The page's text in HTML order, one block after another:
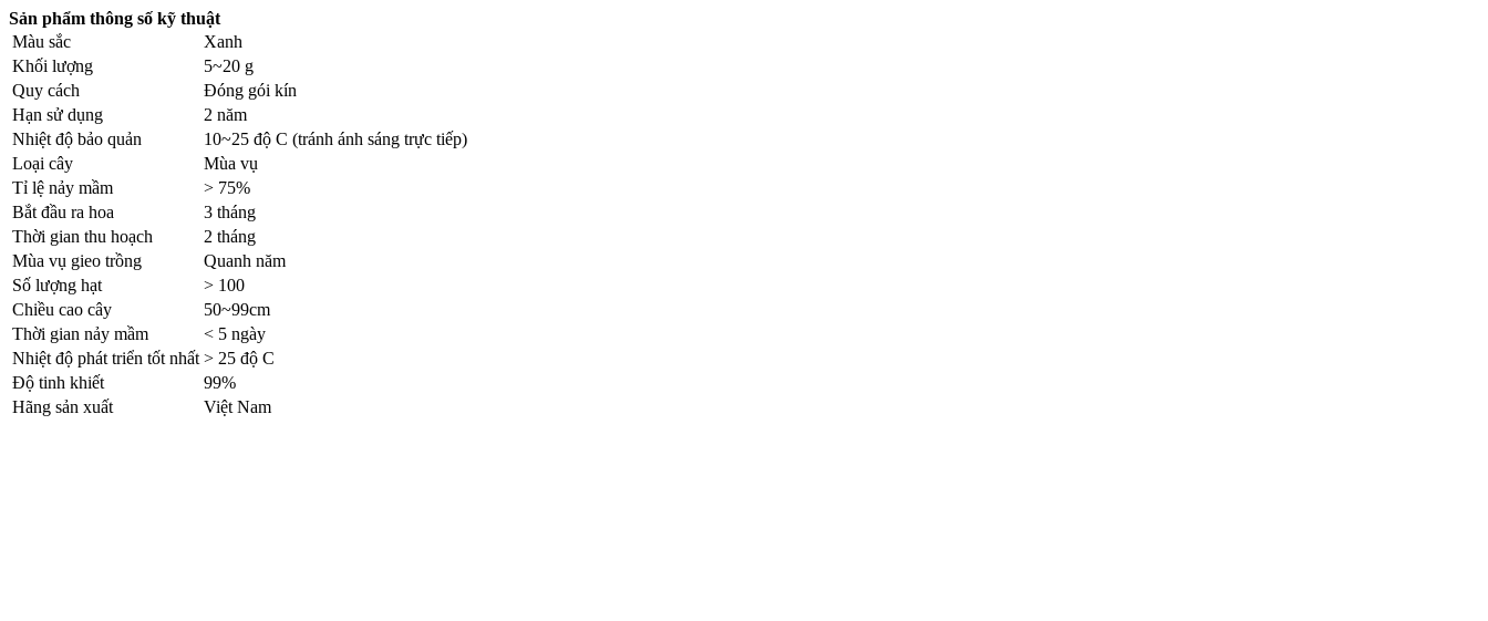
Sản phẩm thông số kỹ thuật
Màu sắc
Xanh
Khối lượng
5~20 g
Quy cách
Đóng gói kín
Hạn sử dụng
2 năm
Nhiệt độ bảo quản
10~25 độ C (tránh ánh sáng trực tiếp)
Loại cây
Mùa vụ
Tỉ lệ nảy mầm
> 75%
Bắt đầu ra hoa
3 tháng
Thời gian thu hoạch
2 tháng
Mùa vụ gieo trồng
Quanh năm
Số lượng hạt
> 100
Chiều cao cây
50~99cm
Thời gian nảy mầm
< 5 ngày
Nhiệt độ phát triển tốt nhất > 25 độ C
Độ tinh khiết
99%
Hãng sản xuất
Việt Nam